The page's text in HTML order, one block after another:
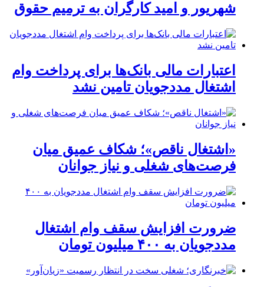
شهریور و امید کارگران به ترمیم حقوق
اعتبارات مالی بانک‌ها برای پرداخت وام
اشتغال مددجویان تامین نشد
«اشتغال ناقص»؛ شکاف عمیق میان
فرصت‌های شغلی و نیاز جوانان
ضرورت افزایش سقف وام اشتغال
مددجویان به ۴۰۰ میلیون تومان